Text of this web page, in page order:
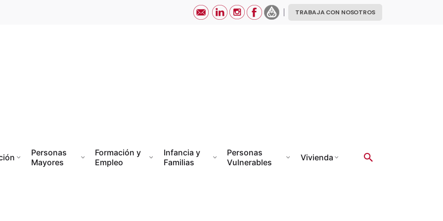
TRABAJA CON NOSOTROS
Personas
Mayores
Formación y
Empleo
Infancia y
Familias
Personas
Vulnerables
Vivienda